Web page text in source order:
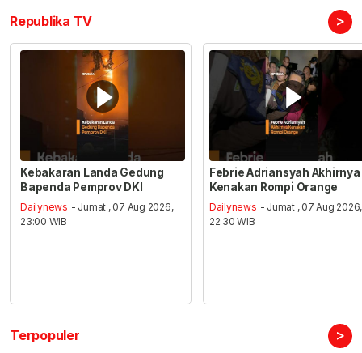
Republika TV >
Kebakaran Landa Gedung
Bapenda Pemprov DKI
Dailynews - Jumat , 07 Aug 2026,
23:00 WIB
Febrie Adriansyah Akhirnya
Kenakan Rompi Orange
Dailynews - Jumat , 07 Aug 2026,
22:30 WIB
Terpopuler >